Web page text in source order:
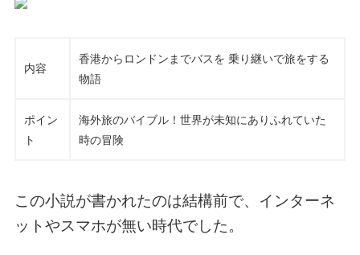
内容
香港からロンドンまでバスを 乗り継いで旅をする
物語
ポイン
ト
海外旅のバイブル！世界が未知にありふれていた
時の冒険
この小説が書かれたのは結構前で、インターネ
ットやスマホが無い時代でした。